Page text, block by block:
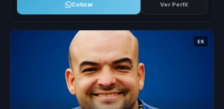
Cotizar Ver Perfil
ES